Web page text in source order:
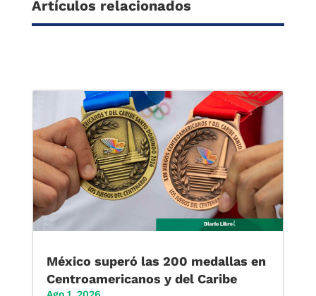
Artículos relacionados
México superó las 200 medallas en
Centroamericanos y del Caribe